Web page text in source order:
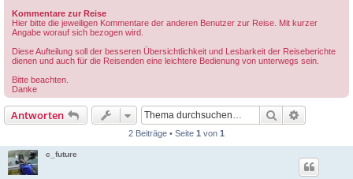
Kommentare zur Reise
Hier bitte die jeweiligen Kommentare der anderen Benutzer zur Reise. Mit kurzer
Angabe worauf sich bezogen wird.
Diese Aufteilung soll der besseren Übersichtlichkeit und Lesbarkeit der Reiseberichte
dienen und auch für die Reisenden eine leichtere Bedienung von unterwegs sein.
Bitte beachten.
Danke
Antworten Suche
2 Beiträge • Seite 1 von 1
c_future